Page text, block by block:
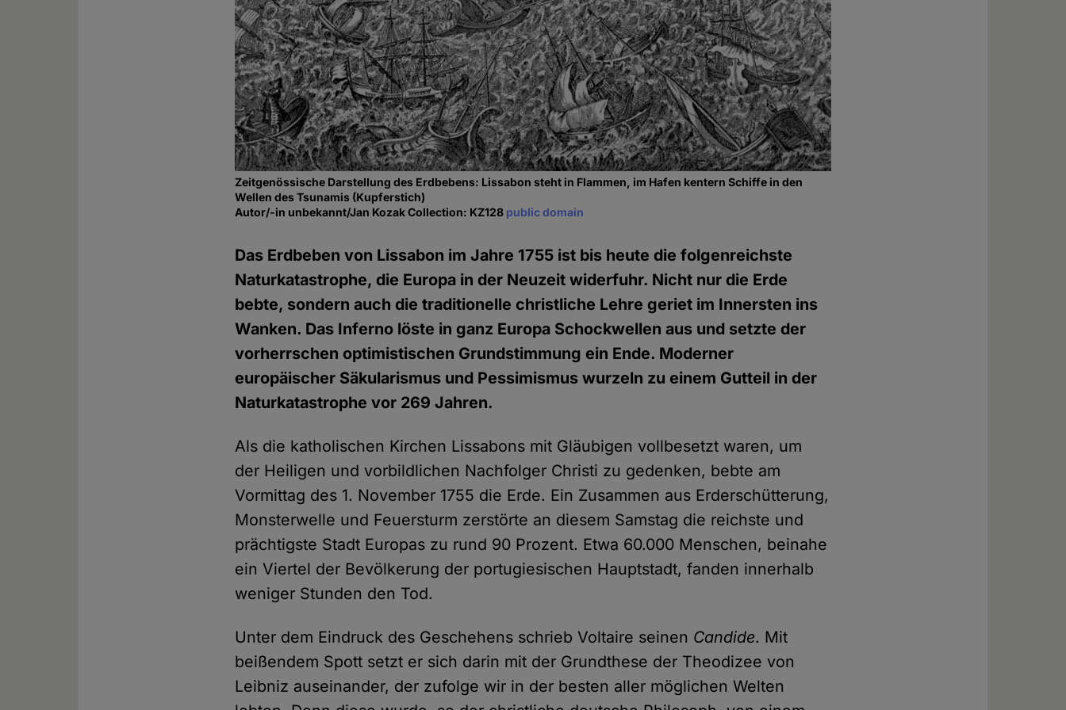
Zeitgenössische Darstellung des Erdbebens: Lissabon steht in Flammen, im Hafen kentern Schiffe in den
Wellen des Tsunamis (Kupferstich)
Autor/-in unbekannt/Jan Kozak Collection: KZ128 public domain
Das Erdbeben von Lissabon im Jahre 1755 ist bis heute die folgenreichste
Naturkatastrophe, die Europa in der Neuzeit widerfuhr. Nicht nur die Erde
bebte, sondern auch die traditionelle christliche Lehre geriet im Innersten ins
Wanken. Das Inferno löste in ganz Europa Schockwellen aus und setzte der
vorherrschen optimistischen Grundstimmung ein Ende. Moderner
europäischer Säkularismus und Pessimismus wurzeln zu einem Gutteil in der
Naturkatastrophe vor 269 Jahren.
Als die katholischen Kirchen Lissabons mit Gläubigen vollbesetzt waren, um
der Heiligen und vorbildlichen Nachfolger Christi zu gedenken, bebte am
Vormittag des 1. November 1755 die Erde. Ein Zusammen aus Erderschütterung,
Monsterwelle und Feuersturm zerstörte an diesem Samstag die reichste und
prächtigste Stadt Europas zu rund 90 Prozent. Etwa 60.000 Menschen, beinahe
ein Viertel der Bevölkerung der portugiesischen Hauptstadt, fanden innerhalb
weniger Stunden den Tod.
Unter dem Eindruck des Geschehens schrieb Voltaire seinen Candide. Mit
beißendem Spott setzt er sich darin mit der Grundthese der Theodizee von
Leibniz auseinander, der zufolge wir in der besten aller möglichen Welten